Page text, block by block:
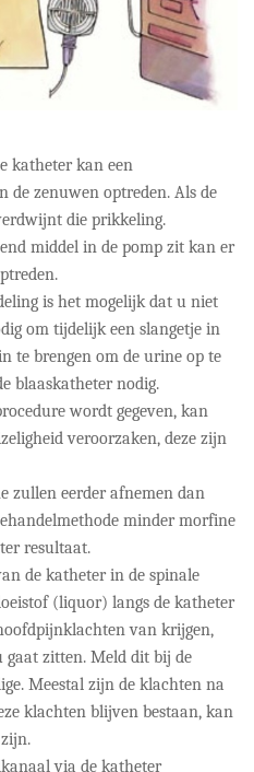
katheter kan een
de zenuwen optreden. Als de
die prikkeling.
middel in de pomp zit kan er
is het mogelijk dat u niet
om tijdelijk een slangetje in
te brengen om de urine op te
blaaskatheter nodig.
wordt gegeven, kan
veroorzaken, deze zijn
zullen eerder afnemen dan
minder morfine
resultaat.
de katheter in de spinale
(liquor) langs de katheter
van krijgen,
gaat zitten. Meld dit bij de
Meestal zijn de klachten na
klachten blijven bestaan, kan
via de katheter